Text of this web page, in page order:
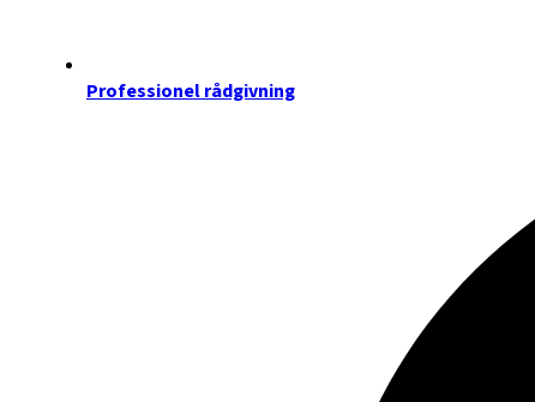
Professionel rådgivning